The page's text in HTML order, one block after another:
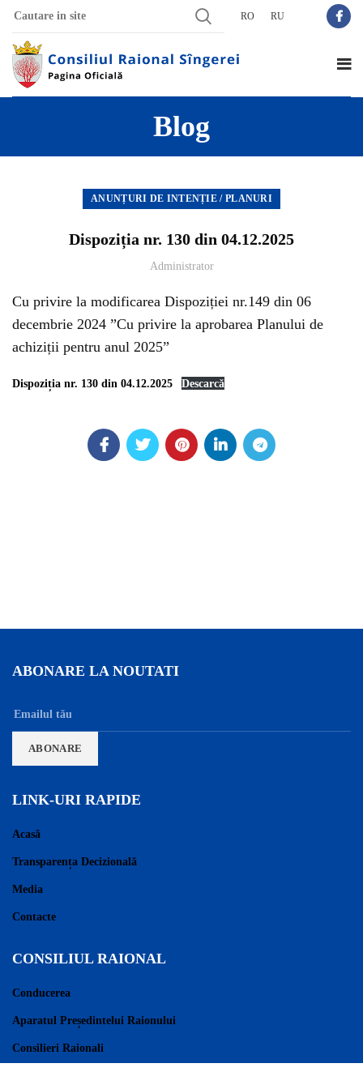
RO RU
Blog
ANUNȚURI DE INTENȚIE / PLANURI
Dispoziția nr. 130 din 04.12.2025
Administrator
Cu privire la modificarea Dispoziției nr.149 din 06
decembrie 2024 ”Cu privire la aprobarea Planului de
achiziții pentru anul 2025”
Dispoziția nr. 130 din 04.12.2025 Descarcă
ABONARE LA NOUTATI
LINK-URI RAPIDE
Acasă
Transparența Decizională
Media
Contacte
CONSILIUL RAIONAL
Conducerea
Aparatul Președintelui Raionului
Consilieri Raionali